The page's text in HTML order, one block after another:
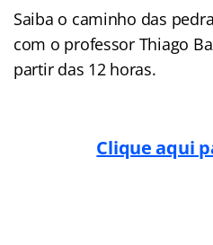
Saiba o caminho das
com o professor Thiago
partir das 12 horas.
Clique aqui